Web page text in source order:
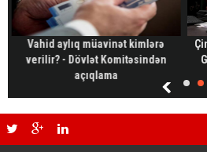
Vahid aylıq müavinət kimlərə
verilir? - Dövlət Komitəsindən
açıqlama